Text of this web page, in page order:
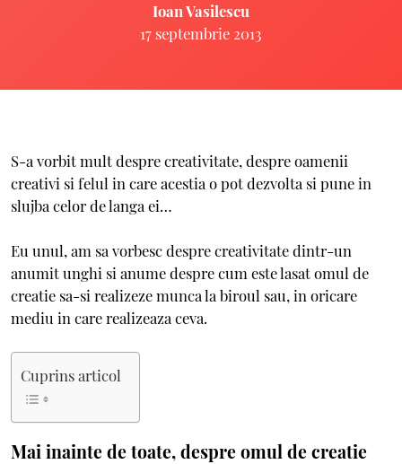
Ioan Vasilescu
17 septembrie 2013
S-a vorbit mult despre creativitate, despre oamenii
creativi si felul in care acestia o pot dezvolta si pune in
slujba celor de langa ei…
Eu unul, am sa vorbesc despre creativitate dintr-un
anumit unghi si anume despre cum este lasat omul de
creatie sa-si realizeze munca la biroul sau, in oricare
mediu in care realizeaza ceva.
Cuprins articol
Mai inainte de toate, despre omul de creatie